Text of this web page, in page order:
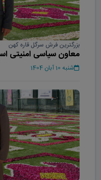
بزرگترین فرش سرگل قاره کهن
معاون سیاسی امنیتی
فرش سر گل آسیا
شنبه 10 آبان 1404